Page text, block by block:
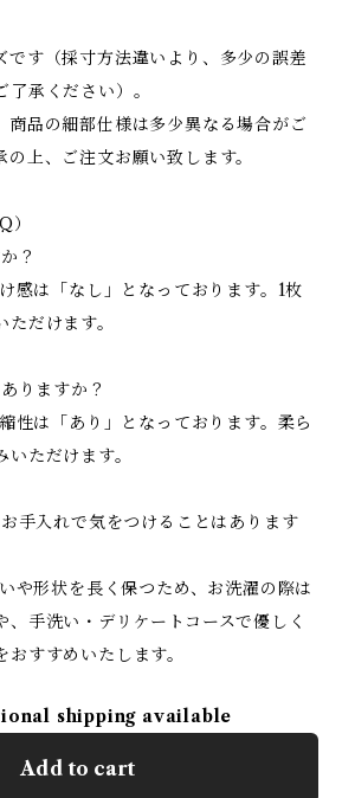
す（採寸方法違いより、多少の誤差
承ください）。
品の細部仕様は多少異なる場合がご
上、ご注文お願い致します。
？
感は「なし」となっております。1枚
だけます。
りますか？
性は「あり」となっております。柔ら
ただけます。
手入れで気をつけることはあります
や形状を長く保つため、お洗濯の際は
、手洗い・デリケートコースで優しく
すすめいたします。
shipping available
Add to cart